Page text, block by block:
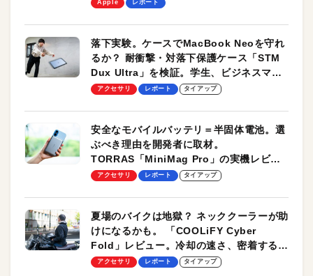
Apple レポート
落下実験。ケースでMacBook Neoを守れ
るか？ 耐衝撃・対落下保護ケース「STM
Dux Ultra」を検証。学生、ビジネスマン
のモバイルユースに最適！
アクセサリ レポート タイアップ
安全なモバイルバッテリ＝半固体電池。選
ぶべき理由を開発者に取材。
TORRAS「MiniMag Pro」の実機レビュ
ーも
アクセサリ レポート タイアップ
夏場のバイクは地獄？ ネッククーラーが助
けになるかも。 「COOLiFY Cyber
Fold」レビュー。冷却の速さ、密着する冷
却プレート、シンプルな操作性がグッド！
アクセサリ レポート タイアップ